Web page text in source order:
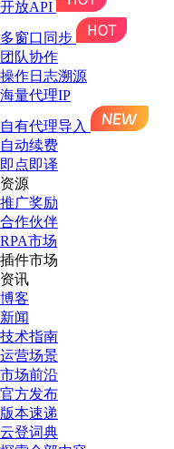
开放API
多窗口同步
团队协作
操作日志溯源
海量代理IP
自有代理导入
自动续费
即点即译
资源
推广奖励
合作伙伴
RPA市场
插件市场
资讯
博客
新闻
技术指南
运营场景
市场前沿
官方发布
版本速递
云登词典